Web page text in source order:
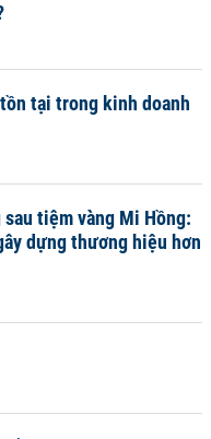
tại trong kinh doanh
tiệm vàng Mi Hồng:
dựng thương hiệu hơn